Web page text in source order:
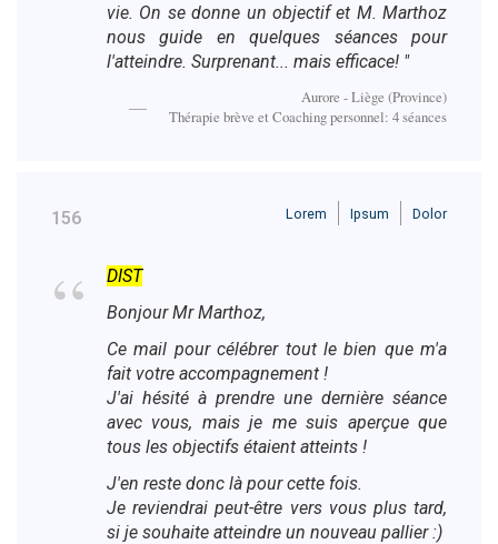
vie. On se donne un objectif et M. Marthoz
nous guide en quelques séances pour
l'atteindre. Surprenant... mais efficace! "
Aurore - Liège (Province)
Thérapie brève et Coaching personnel: 4 séances
156 Lorem Ipsum Dolor
DIST
Bonjour Mr Marthoz,
Ce mail pour célébrer tout le bien que m'a
fait votre accompagnement !
J'ai hésité à prendre une dernière séance
avec vous, mais je me suis aperçue que
tous les objectifs étaient atteints !
J'en reste donc là pour cette fois.
Je reviendrai peut-être vers vous plus tard,
si je souhaite atteindre un nouveau pallier :)